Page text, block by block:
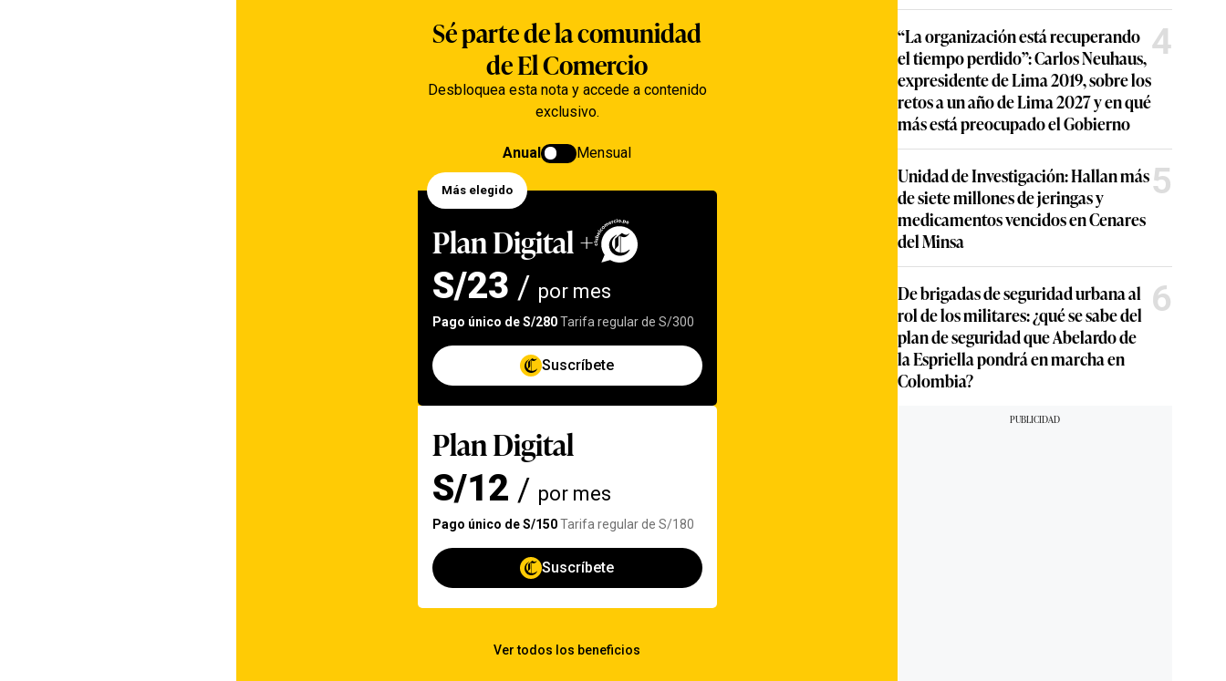
“La organización está recuperando
el tiempo perdido”: Carlos Neuhaus,
expresidente de Lima 2019, sobre los
retos a un año de Lima 2027 y en qué
más está preocupado el Gobierno
4
Unidad de Investigación: Hallan más
de siete millones de jeringas y
medicamentos vencidos en Cenares
del Minsa
5
De brigadas de seguridad urbana al
rol de los militares: ¿qué se sabe del
plan de seguridad que Abelardo de
la Espriella pondrá en marcha en
Colombia?
6